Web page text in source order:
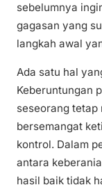
sebelumnya
gagasan yang
langkah awal
Ada satu hal
Keberuntungan
seseorang tetap
bersemangat
kontrol. Dalam
antara
hasil baik tidak